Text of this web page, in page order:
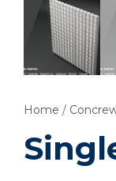
Home /